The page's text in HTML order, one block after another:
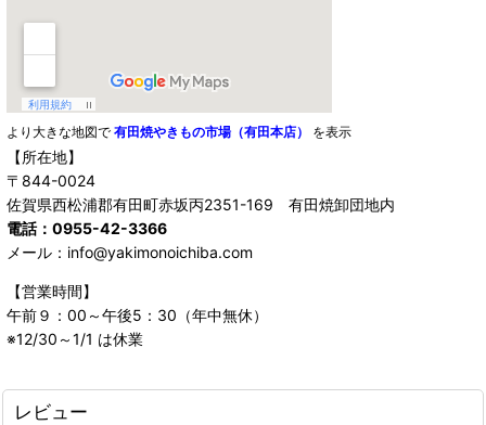
より大きな地図で 有田焼やきもの市場（有田本店） を表示
【所在地】
〒844-0024
佐賀県西松浦郡有田町赤坂丙2351-169 有田焼卸団地内
電話：0955-42-3366
メール：info@yakimonoichiba.com
【営業時間】
午前９：00～午後5：30（年中無休）
※12/30～1/1 は休業
レビュー